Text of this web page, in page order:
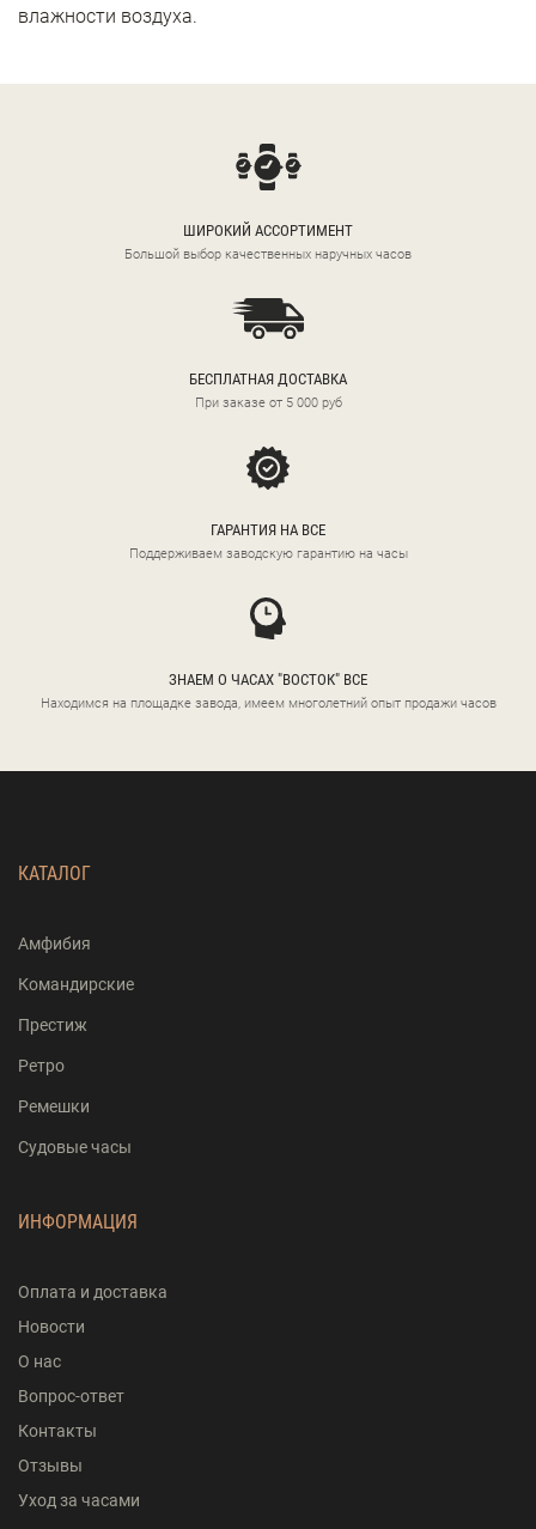
влажности воздуха.
ШИРОКИЙ АССОРТИМЕНТ
Большой выбор качественных наручных часов
БЕСПЛАТНАЯ ДОСТАВКА
При заказе от 5 000 руб
ГАРАНТИЯ НА ВСЕ
Поддерживаем заводскую гарантию на часы
ЗНАЕМ О ЧАСАХ "ВОСТОК" ВСЕ
Находимся на площадке завода, имеем многолетний опыт продажи часов
КАТАЛОГ
Амфибия
Командирские
Престиж
Ретро
Ремешки
Судовые часы
ИНФОРМАЦИЯ
Оплата и доставка
Новости
О нас
Вопрос-ответ
Контакты
Отзывы
Уход за часами